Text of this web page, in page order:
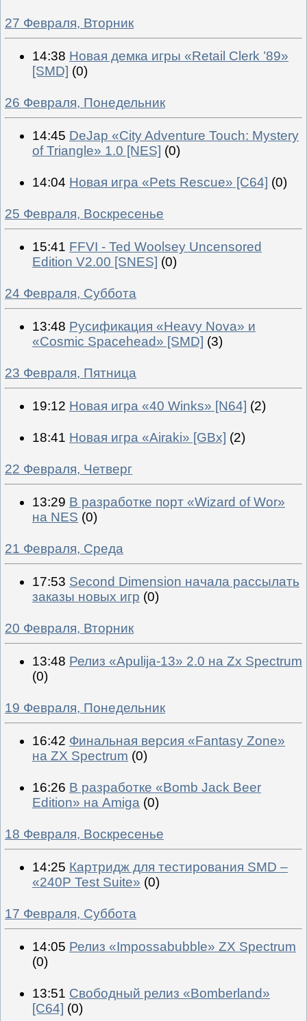
27 Февраля, Вторник
14:38 Новая демка игры «Retail Clerk ’89»
[SMD] (0)
26 Февраля, Понедельник
14:45 DeJap «City Adventure Touch: Mystery
of Triangle» 1.0 [NES] (0)
14:04 Новая игра «Pets Rescue» [C64] (0)
25 Февраля, Воскресенье
15:41 FFVI - Ted Woolsey Uncensored
Edition V2.00 [SNES] (0)
24 Февраля, Суббота
13:48 Русификация «Heavy Nova» и
«Cosmic Spacehead» [SMD] (3)
23 Февраля, Пятница
19:12 Новая игра «40 Winks» [N64] (2)
18:41 Новая игра «Airaki» [GBx] (2)
22 Февраля, Четверг
13:29 В разработке порт «Wizard of Wor»
на NES (0)
21 Февраля, Среда
17:53 Second Dimension начала рассылать
заказы новых игр (0)
20 Февраля, Вторник
13:48 Релиз «Apulija-13» 2.0 на Zx Spectrum
(0)
19 Февраля, Понедельник
16:42 Финальная версия «Fantasy Zone»
на ZX Spectrum (0)
16:26 В разработке «Bomb Jack Beer
Edition» на Amiga (0)
18 Февраля, Воскресенье
14:25 Картридж для тестирования SMD –
«240P Test Suite» (0)
17 Февраля, Суббота
14:05 Релиз «Impossabubble» ZX Spectrum
(0)
13:51 Свободный релиз «Bomberland»
[C64] (0)